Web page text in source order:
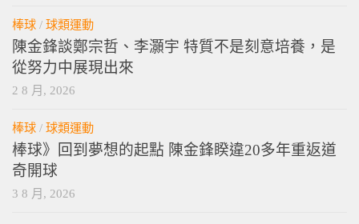
棒球 / 球類運動
陳金鋒談鄭宗哲、李灝宇 特質不是刻意培養，是
從努力中展現出來
2 8 月, 2026
棒球 / 球類運動
棒球》回到夢想的起點 陳金鋒睽違20多年重返道
奇開球
3 8 月, 2026